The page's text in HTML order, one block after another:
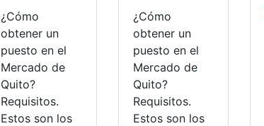
¿Cómo
obtener un
puesto en el
Mercado de
Quito?
Requisitos.
Estos son los
¿Cómo
obtener un
puesto en el
Mercado de
Quito?
Requisitos.
Estos son los